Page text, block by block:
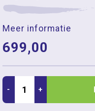
Meer informatie
699,00
- +